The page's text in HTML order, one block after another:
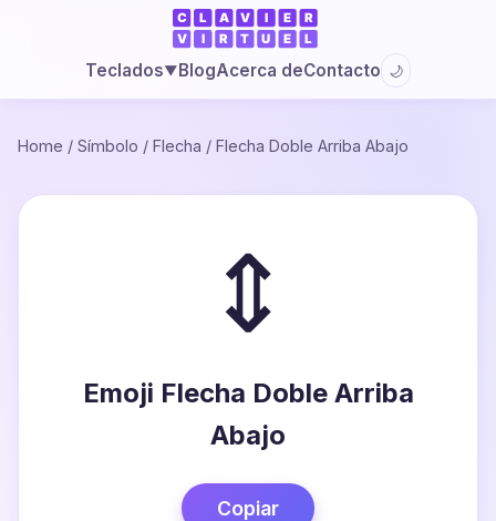
Teclados▼BlogAcerca deContacto 🌙
Home / Símbolo / Flecha / Flecha Doble Arriba Abajo
⇕
Emoji Flecha Doble Arriba
Abajo
Copiar